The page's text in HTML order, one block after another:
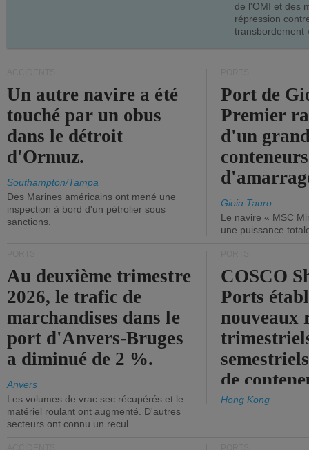
de l'OMI et des
répression
transbordement
Un autre navire a été
touché par un obus
dans le détroit
d'Ormuz.
Southampton/Tampa
Des Marines américains ont mené une
inspection à bord d'un pétrolier sous
sanctions.
Port de
Premier
d'un
Gioia Tauro
Le navire « MSC
une puissance
Au deuxième trimestre
2026, le trafic de
marchandises dans le
port d'Anvers-Bruges
a diminué de 2 %.
Anvers
Les volumes de vrac sec récupérés et le
matériel roulant ont augmenté. D'autres
secteurs ont connu un recul.
COSCO
Ports
nouveaux
de
Hong Kong